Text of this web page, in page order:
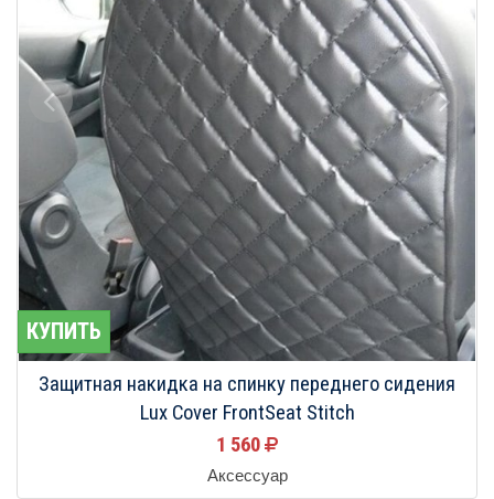
КУПИТЬ
Защитная накидка на спинку переднего сидения
Lux Cover FrontSeat Stitch
1 560
Аксессуар